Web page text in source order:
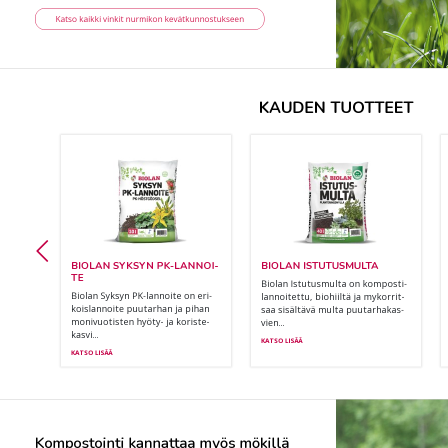
Katso kaikki vinkit nurmikon kevätkunnostukseen
KAUDEN TUOTTEET
BIO­LAN SYK­SYN PK-LAN­NOI­
TE
Bio­lan Syk­syn PK-lan­noi­te on eri­
kois­lan­noi­te puu­tar­han ja pi­han
mo­ni­vuo­tis­ten hyö­ty- ja ko­ris­te­
kas­vi...
KATSO LISÄÄ
BIO­LAN IS­TU­TUS­MUL­TA
Bio­lan Is­tu­tus­mul­ta on kom­pos­ti­
lan­noi­tet­tu, bio­hiil­tä ja my­kor­rit­
saa si­säl­tä­vä mul­ta puu­tar­ha­kas­
vien...
KATSO LISÄÄ
Kompostointi kannattaa myös mökillä